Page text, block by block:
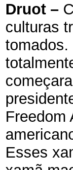
Druot –
culturas
Freedom
Esses